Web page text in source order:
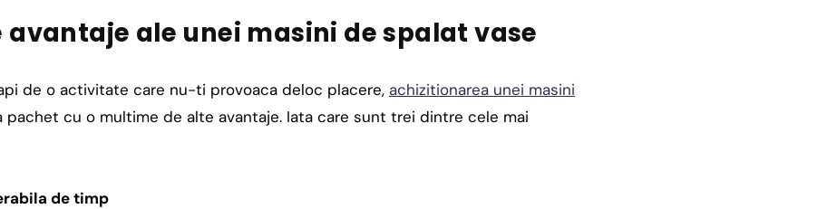
avantaje ale unei masini de spalat vase
de o activitate care nu-ti provoaca deloc placere, achizitionarea unei masini
pachet cu o multime de alte avantaje. Iata care sunt trei dintre cele mai
de timp